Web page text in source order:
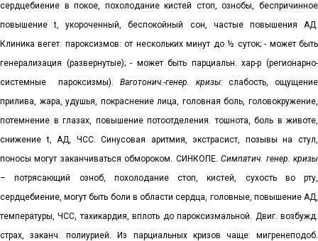
сердцебиение в покое, похолодание кистей стоп, ознобы, беспричинное
повышениеt, укороченный, беспокойный сон, частые повышения АД.
Клиника вегет. пароксизмов: от нескольких минут до ½ суток; - может быть
генерализация (развернутые); - может быть парциальн. хар-р (регионарно-
системные
пароксизмы).Ваготонич.-генер. кризы: слабость, ощущение
прилива, жара, удушья, покраснение лица, головная боль, головокружение,
потемнение в глазах, повышение потоотделения. тошнота, боль в животе,
снижениеt, АД, ЧСС. Синусовая аритмия, экстрасист, позывы на стул,
поносы могут заканчиваться обмороком. СИНКОПЕ.Симпатич. генер. кризы
– потрясающий озноб, похолодание стоп, кистей, сухость во рту,
сердцебиение, могут быть боли в области сердца, головные, повышение АД,
температуры, ЧСС, тахикардия, вплоть до пароксизмальной. Двиг. возбужд.
страх, заканч. полиурией. Из парциальных кризов чаще: мигренеподоб.